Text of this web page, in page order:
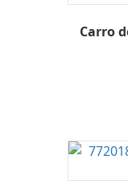
Carro